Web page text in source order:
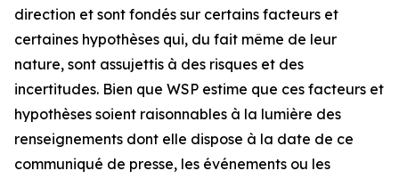
direction et sont fondés sur certains facteurs et
certaines hypothèses qui, du fait même de leur
nature, sont assujettis à des risques et des
incertitudes. Bien que WSP estime que ces facteurs et
hypothèses soient raisonnables à la lumière des
renseignements dont elle dispose à la date de ce
communiqué de presse, les événements ou les